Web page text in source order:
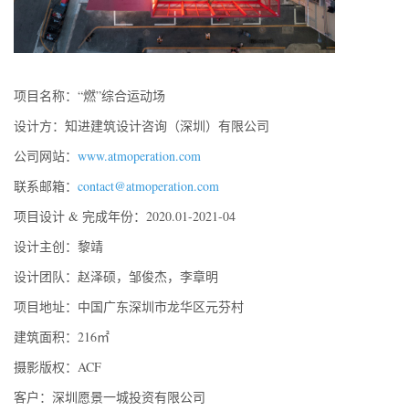
项目名称：“燃”综合运动场
设计方：知进建筑设计咨询（深圳）有限公司
公司网站： www.atmoperation.com
联系邮箱： contact@atmoperation.com
项目设计 & 完成年份：2020.01-2021-04
设计主创：黎靖
设计团队：赵泽硕，邹俊杰，李章明
项目地址：中国广东深圳市龙华区元芬村
建筑面积：216㎡
摄影版权：ACF
客户：深圳愿景一城投资有限公司